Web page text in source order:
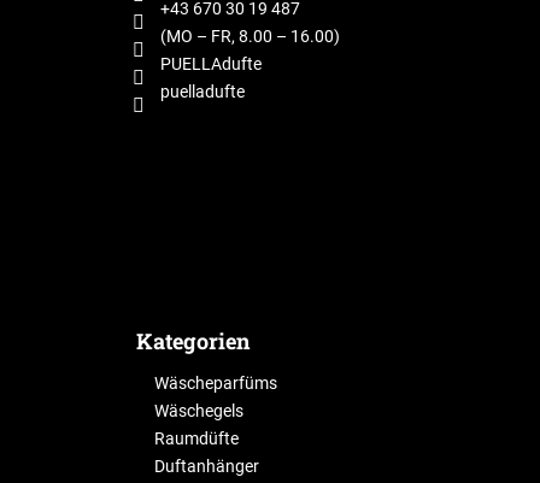
+43 670 30 19 487
(MO – FR, 8.00 – 16.00)
PUELLAdufte
puelladufte
Kategorien
Wäscheparfüms
Wäschegels
Raumdüfte
Duftanhänger